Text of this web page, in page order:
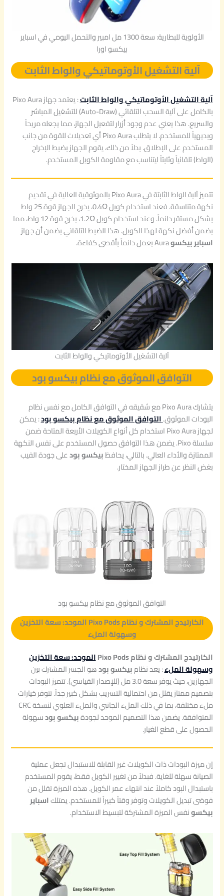
الأولوية للبطارية: سعة 1300 مل امبير والتحمل اليومي في اسباير
بيكسو اورا
آلية التشغيل الأوتوماتيكي والواط الثابت
آلية التشغيل الأوتوماتيكي والواط الثابت
: يعتمد جهاز Pixo Aura
بالكامل على آلية السحب التلقائي (Auto-Draw) للتشغيل المباشر
والسريع. هذا يعني عدم وجود أزرار لتفعيل الجهاز، مما يجعله مريحاً
وبديهياً للمستخدم. لا يتطلب Pixo Aura أي تعديلات للقوة من جانب
المستخدم على الإطلاق. بدلاً من ذلك، يقوم الجهاز بضبط الإخراج
(الواط) تلقائياً وثابتاً ليتناسب مع مقاومة الكويل المستخدم.
تتميز آلية الواط الثابتة في Pixo Aura بالموثوقية العالية في تقديم
نكهة متناسقة. فعند استخدام كويل 0.4Ω، يخرج الجهاز قوة 25 واط
بشكل مستقر دائماً. وعند استخدام كويل 1.2Ω، يخرج قوة 12 واط، مما
يضمن أفضل نكهة لهذا الكويل. هذا الضبط التلقائي يضمن أن جهاز
اسباير بيكسوAura يعمل دائماً بأقصى كفاءة.
آلية التشغيل الأوتوماتيكي والواط الثابت
التوافق الموثوق مع نظام بيكسو بود
يتشارك Pixo Aura مع شقيقه في التوافق الكامل مع نفس نظام
البودات الموثوق.التوافق الموثوق مع نظام بيكسو بود: يمكن
لجهاز Pixo Aura استخدام كل أنواع الكويلات الأربعة المتاحة ضمن
سلسلة Pixo. يضمن هذا التوافق حصول المستخدم على نفس النكهة
الممتازة والأداء العالي. بالتالي، يحافظبيكسو بودعلى جودة الفيب
بغض النظر عن طراز الجهاز المختار.
التوافق الموثوق مع نظام بيكسو بود
الكارتيدج المشترك و نظام Pixo Pods الموحد: سعة التخزين
وسهولة الملء
الكارتيدج المشترك و نظام Pixo Pods
الموحد: سعة التخزين
وسهولة الملء: يعد نظامبيكسو بودهو الجسر المشترك بين
الجهازين، حيث يوفر سعة 3.0 مل (للإصدار القياسي). تتميز البودات
بتصميم ممتاز يقلل من احتمالية التسريب بشكل كبير جداً. تتوفر خيارات
ملء مختلفة، بما في ذلك الملء الجانبي والملء العلوي لنسخة CRC
المتوافقة. يضمن هذا التصميم الموحد لجودةبيكسو بودسهولة
الحصول على قطع الغيار.
إن ميزة البودات ذات الكويلات غير القابلة للاستبدال تجعل عملية
الصيانة سهلة للغاية. فبدلاً من تغيير الكويل فقط، يقوم المستخدم
باستبدال البود كاملاً عند انتهاء عمر الكويل. هذه الميزة تقلل من
فوضى تبديل الكويلات وتوفر وقتاً كبيراً للمستخدم. يمتلكاسباير
بيكسونفس الميزة المشتركة لتبسيط الاستخدام.